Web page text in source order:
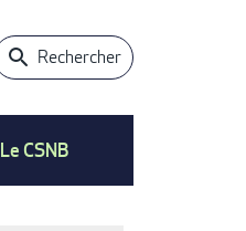
Rechercher
Le CSNB